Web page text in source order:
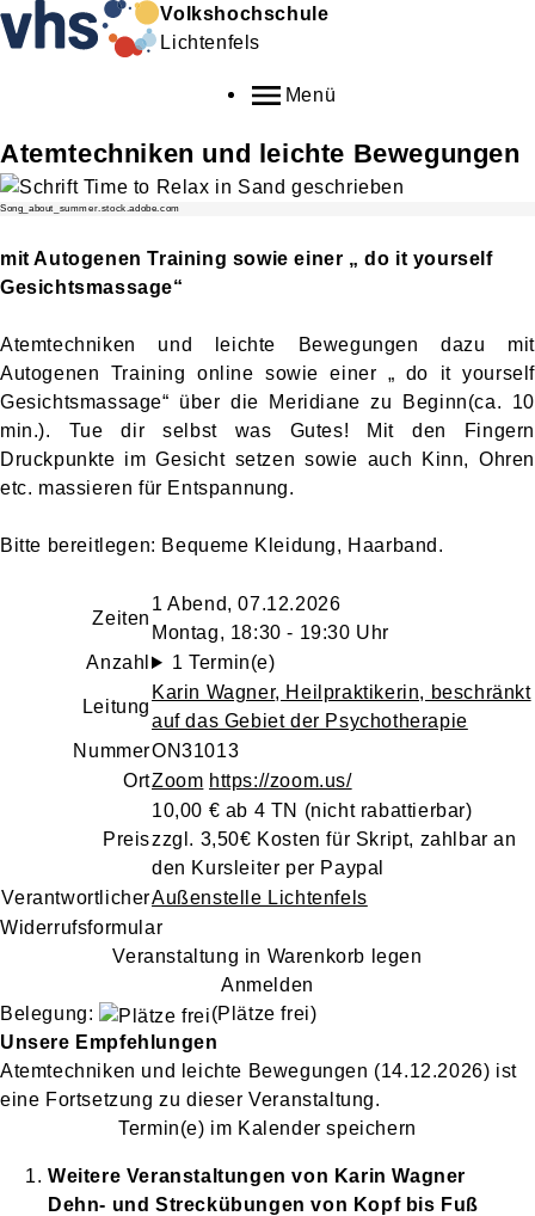
Volkshochschule
Lichtenfels
Menü
Atemtechniken und leichte Bewegungen
Song_about_summer.stock.adobe.com
mit Autogenen Training sowie einer „ do it yourself
Gesichtsmassage“
Atemtechniken und leichte Bewegungen dazu mit
Autogenen Training online sowie einer „ do it yourself
Gesichtsmassage“ über die Meridiane zu Beginn(ca. 10
min.). Tue dir selbst was Gutes! Mit den Fingern
Druckpunkte im Gesicht setzen sowie auch Kinn, Ohren
etc. massieren für Entspannung.
Bitte bereitlegen: Bequeme Kleidung, Haarband.
Zeiten
1 Abend, 07.12.2026
Montag, 18:30 - 19:30 Uhr
Anzahl
1 Termin(e)
Leitung
Karin Wagner, Heilpraktikerin, beschränkt
auf das Gebiet der Psychotherapie
NummerON31013
OrtZoom https://zoom.us/
Preis
10,00 € ab 4 TN (nicht rabattierbar)
zzgl. 3,50€ Kosten für Skript, zahlbar an
den Kursleiter per Paypal
VerantwortlicherAußenstelle Lichtenfels
Widerrufsformular
Veranstaltung in Warenkorb legen
Anmelden
Belegung:
(Plätze frei)
Unsere Empfehlungen
Atemtechniken und leichte Bewegungen (14.12.2026) ist
eine Fortsetzung zudieser Veranstaltung.
Termin(e) im Kalender speichern
Weitere Veranstaltungen von KarinWagner
Dehn- und Streckübungen von Kopf bis Fuß